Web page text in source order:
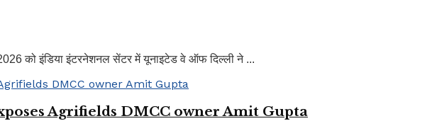
को इंडिया इंटरनेशनल सेंटर में यूनाइटेड वे ऑफ दिल्ली ने ...
Agrifields DMCC owner Amit Gupta